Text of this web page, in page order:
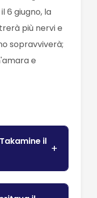
6 giugno, la
più nervi e
sopravviverà;
e
il